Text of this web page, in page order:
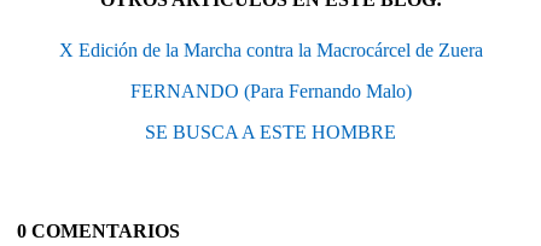
X Edición de la Marcha contra la Macrocárcel de Zuera
FERNANDO (Para Fernando Malo)
SE BUSCA A ESTE HOMBRE
0 COMENTARIOS